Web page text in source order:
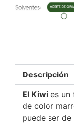
Descripción
El Kiwi es un
de color
puede ser